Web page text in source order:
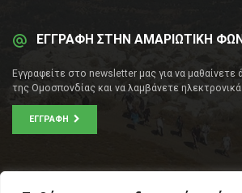
ΕΓΓΡΑΦΗ ΣΤΗΝ ΑΜΑΡΙΩΤΙΚΗ
Εγγραφείτε στο newsletter μας για να μαθαίνετε
της Ομοσπονδίας και να λαμβάνετε
ΕΓΓΡΑΦΉ